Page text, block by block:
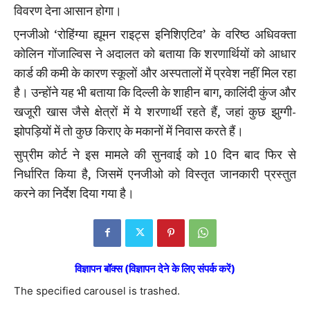
विवरण देना आसान होगा।
एनजीओ ‘रोहिंग्या ह्यूमन राइट्स इनिशिएटिव’ के वरिष्ठ अधिवक्ता
कोलिन गोंजाल्विस ने अदालत को बताया कि शरणार्थियों को आधार
कार्ड की कमी के कारण स्कूलों और अस्पतालों में प्रवेश नहीं मिल रहा
है। उन्होंने यह भी बताया कि दिल्ली के शाहीन बाग, कालिंदी कुंज और
खजूरी खास जैसे क्षेत्रों में ये शरणार्थी रहते हैं, जहां कुछ झुग्गी-
झोपड़ियों में तो कुछ किराए के मकानों में निवास करते हैं।
सुप्रीम कोर्ट ने इस मामले की सुनवाई को 10 दिन बाद फिर से
निर्धारित किया है, जिसमें एनजीओ को विस्तृत जानकारी प्रस्तुत
करने का निर्देश दिया गया है।
विज्ञापन बॉक्स (विज्ञापन देने के लिए संपर्क करें)
The specified carousel is trashed.